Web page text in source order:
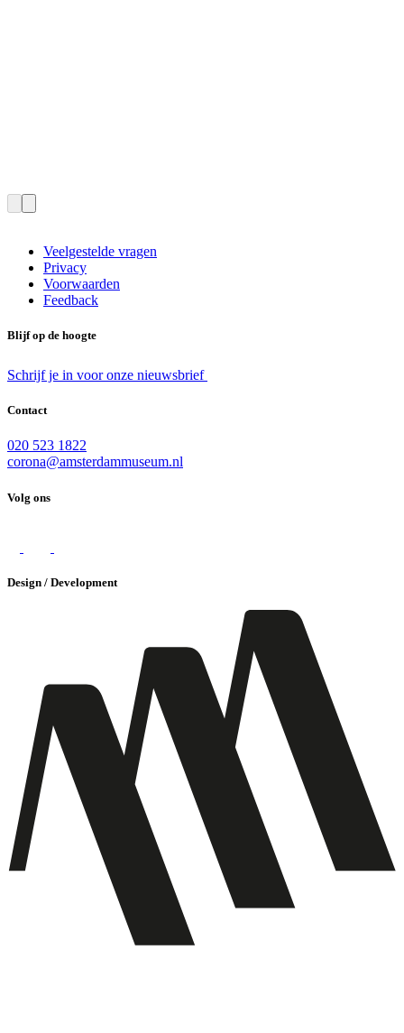
Veelgestelde vragen
Privacy
Voorwaarden
Feedback
Blijf op de hoogte
Schrijf je in voor onze nieuwsbrief
Contact
020 523 1822
corona@amsterdammuseum.nl
Volg ons
Design / Development